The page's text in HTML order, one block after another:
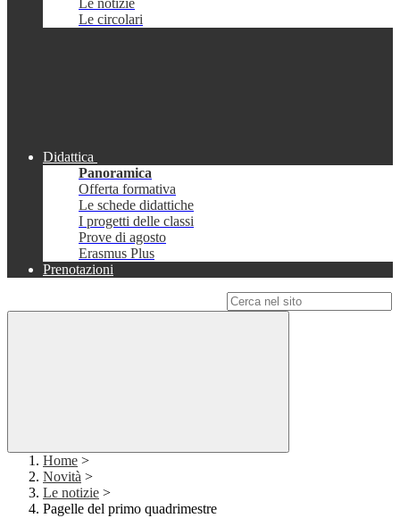
Le notizie
Le circolari
Didattica
Panoramica
Offerta formativa
Le schede didattiche
I progetti delle classi
Prove di agosto
Erasmus Plus
Prenotazioni
Home >
Novità >
Le notizie >
Pagelle del primo quadrimestre